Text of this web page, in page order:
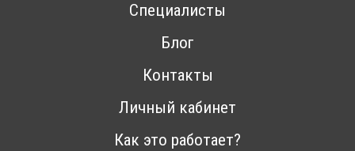
Специалисты
Блог
Контакты
Личный кабинет
Как это работает?